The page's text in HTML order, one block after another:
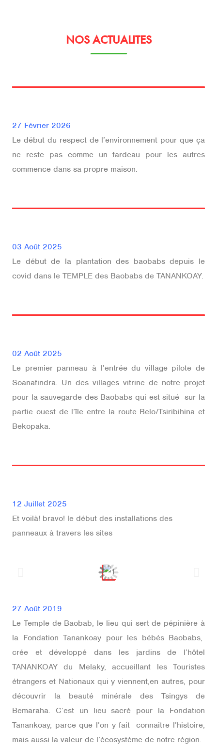
NOS ACTUALITES
27 Février 2026
Le début du respect de l’environnement pour que ça
ne reste pas comme un fardeau pour les autres
commence dans sa propre maison.
03 Août 2025
Le début de la plantation des baobabs depuis le
covid dans le TEMPLE des Baobabs de TANANKOAY.
02 Août 2025
Le premier panneau à l’entrée du village pilote de
Soanafindra. Un des villages vitrine de notre projet
pour la sauvegarde des Baobabs qui est situé sur la
partie ouest de l’île entre la route Belo/Tsiribihina et
Bekopaka.
12 Juillet 2025
Et voilà! bravo! le début des installations des
panneaux à travers les sites
27 Août 2019
Le Temple de Baobab, le lieu qui sert de pépinière à
la Fondation Tanankoay pour les bébés Baobabs,
crée et développé dans les jardins de l’hôtel
TANANKOAY du Melaky, accueillant les Touristes
étrangers et Nationaux qui y viennent,en autres, pour
découvrir la beauté minérale des Tsingys de
Bemaraha. C’est un lieu sacré pour la Fondation
Tanankoay, parce que l’on y fait connaitre l’histoire,
mais aussi la valeur de l’écosystème de notre région.